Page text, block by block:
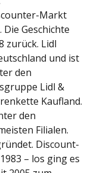
Markt
Geschichte
zurück. Lidl
und ist
den
Lidl &
Kaufland.
den
Filialen.
Discount-
– los ging es